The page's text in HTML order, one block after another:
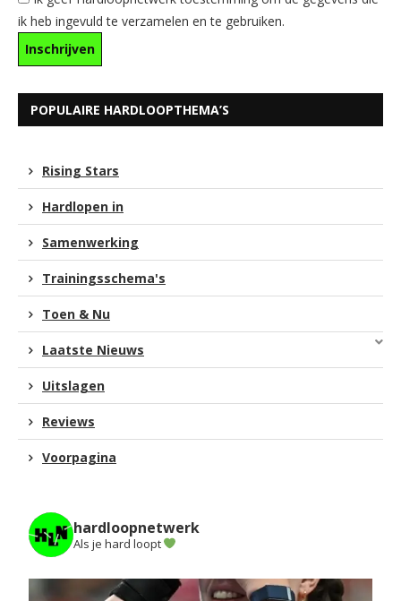
ik heb ingevuld te verzamelen en te gebruiken.
POPULAIRE HARDLOOPTHEMA’S
Rising Stars
Hardlopen in
Samenwerking
Trainingsschema's
Toen & Nu
Laatste Nieuws
Uitslagen
Reviews
Voorpagina
hardloopnetwerk
Als je hard loopt